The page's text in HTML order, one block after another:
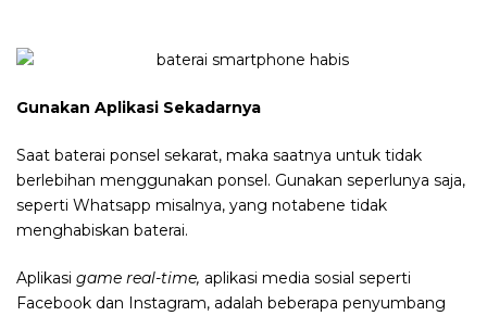
Gunakan Aplikasi Sekadarnya
Saat baterai ponsel sekarat, maka saatnya untuk tidak
berlebihan menggunakan ponsel. Gunakan seperlunya saja,
seperti Whatsapp misalnya, yang notabene tidak
menghabiskan baterai.
Aplikasi game real-time, aplikasi media sosial seperti
Facebook dan Instagram, adalah beberapa penyumbang